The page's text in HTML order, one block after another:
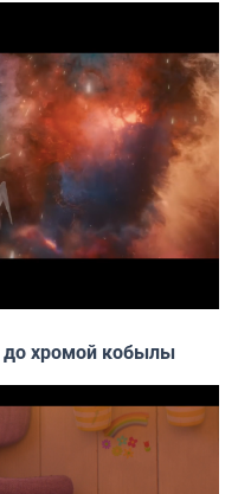
до хромой кобылы